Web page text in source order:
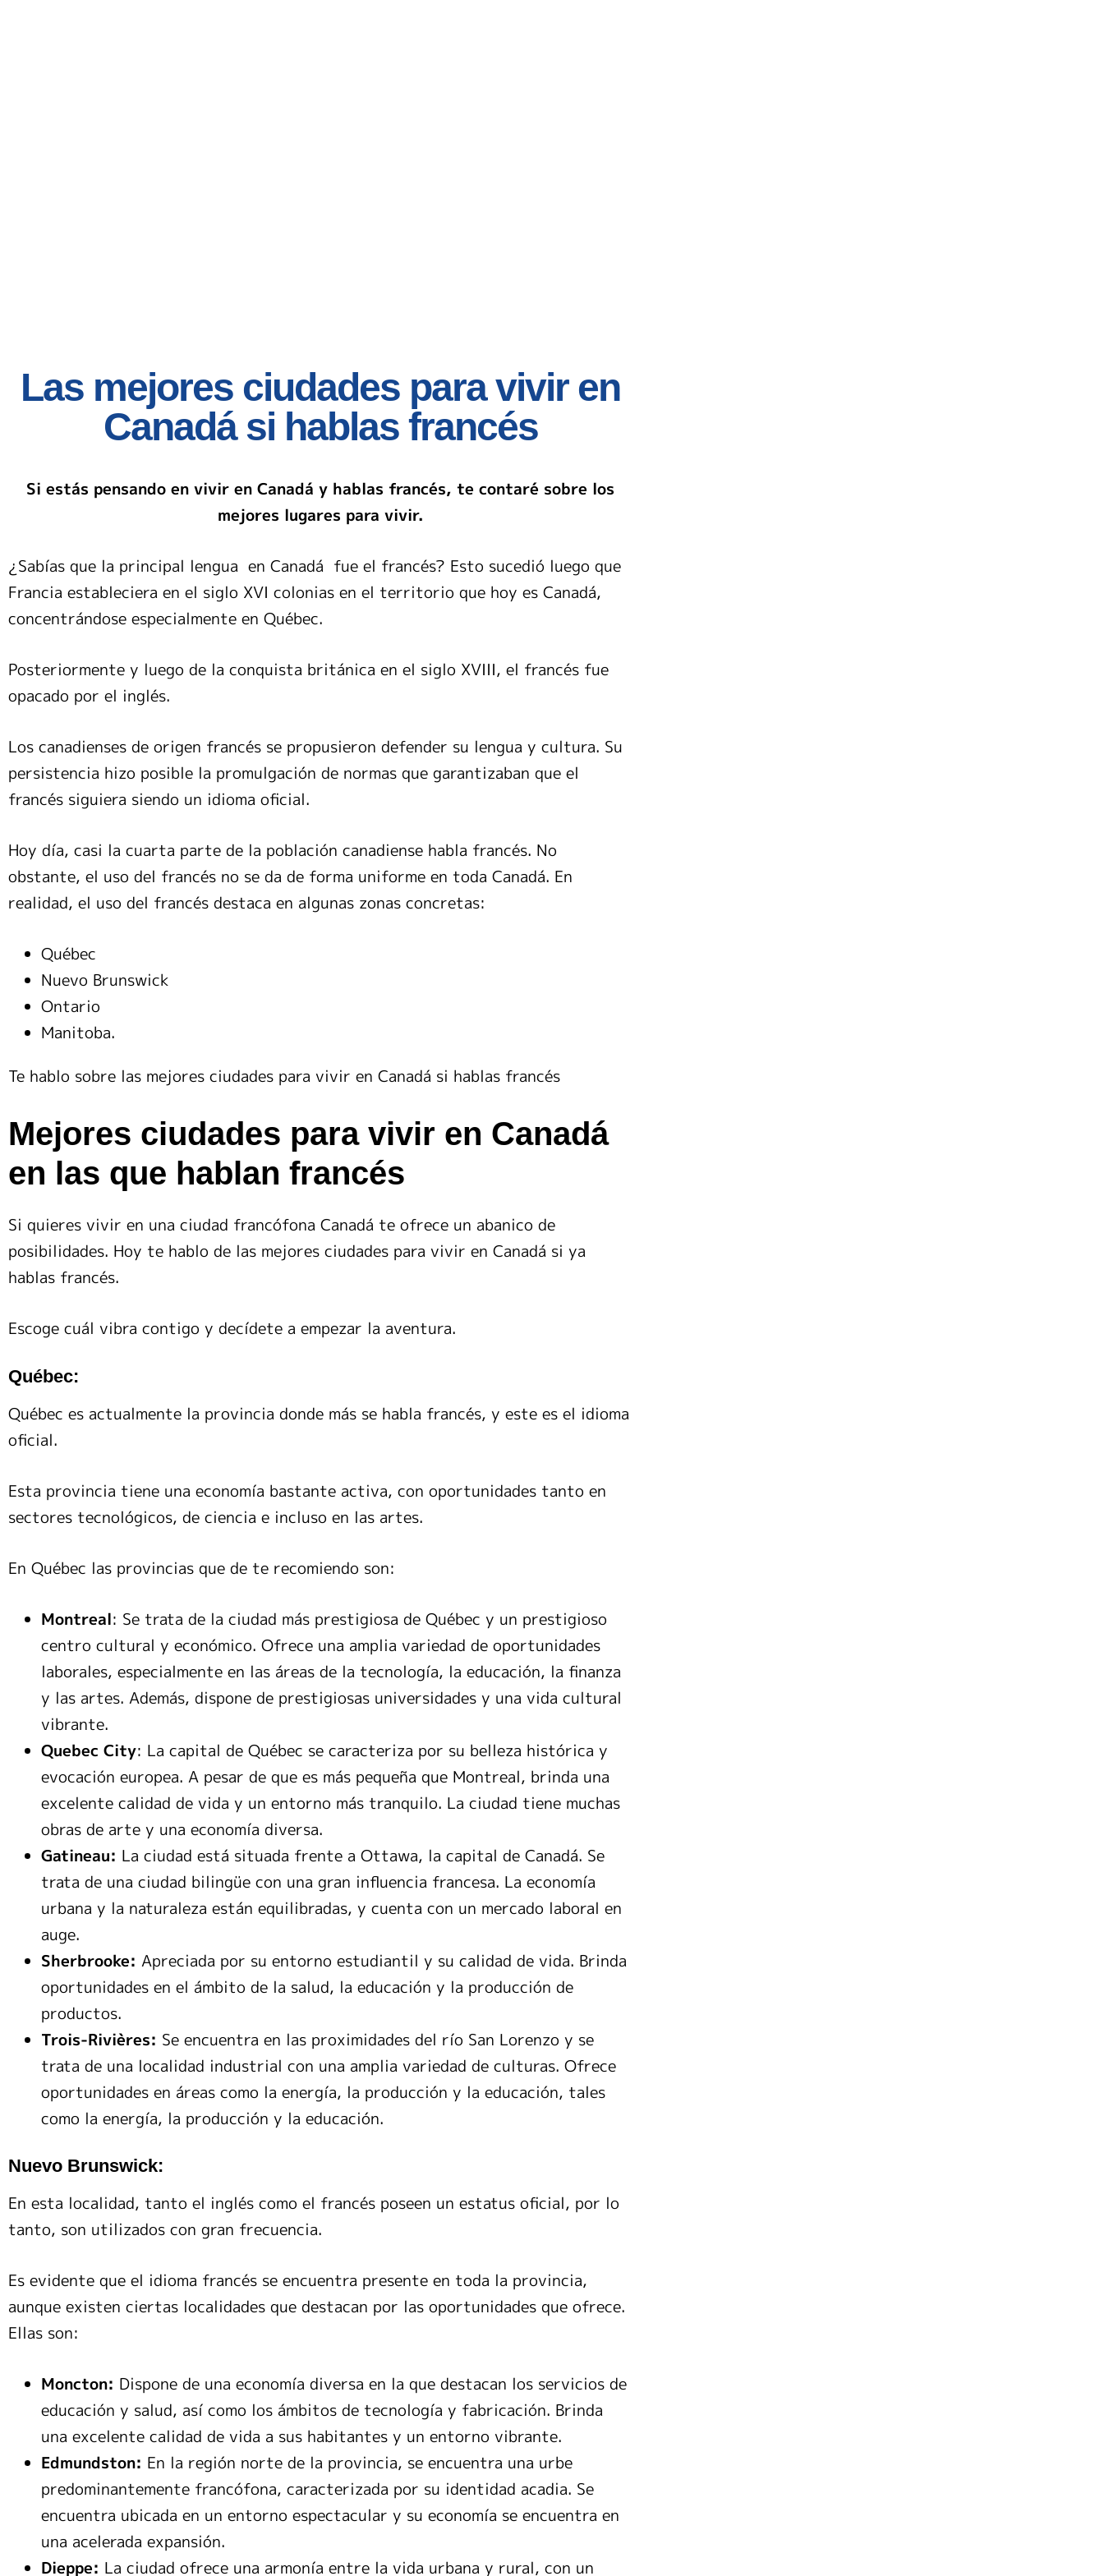
Las mejores ciudades para vivir en
Canadá si hablas francés
Si estás pensando en vivir en Canadá y hablas francés, te contaré sobre los
mejores lugares para vivir.
¿Sabías que la principal lengua en Canadá fue el francés? Esto sucedió luego que
Francia estableciera en el siglo XVI colonias en el territorio que hoy es Canadá,
concentrándose especialmente en Québec.
Posteriormente y luego de la conquista británica en el siglo XVIII, el francés fue
opacado por el inglés.
Los canadienses de origen francés se propusieron defender su lengua y cultura. Su
persistencia hizo posible la promulgación de normas que garantizaban que el
francés siguiera siendo un idioma oficial.
Hoy día, casi la cuarta parte de la población canadiense habla francés. No
obstante, el uso del francés no se da de forma uniforme en toda Canadá. En
realidad, el uso del francés destaca en algunas zonas concretas:
Québec
Nuevo Brunswick
Ontario
Manitoba.
Te hablo sobre las mejores ciudades para vivir en Canadá si hablas francés
Mejores ciudades para vivir en Canadá
en las que hablan francés
Si quieres vivir en una ciudad francófona Canadá te ofrece un abanico de
posibilidades. Hoy te hablo de las mejores ciudades para vivir en Canadá si ya
hablas francés.
Escoge cuál vibra contigo y decídete a empezar la aventura.
Québec:
Québec es actualmente la provincia donde más se habla francés, y este es el idioma
oficial.
Esta provincia tiene una economía bastante activa, con oportunidades tanto en
sectores tecnológicos, de ciencia e incluso en las artes.
En Québec las provincias que de te recomiendo son:
Montreal: Se trata de la ciudad más prestigiosa de Québec y un prestigioso
centro cultural y económico. Ofrece una amplia variedad de oportunidades
laborales, especialmente en las áreas de la tecnología, la educación, la finanza
y las artes. Además, dispone de prestigiosas universidades y una vida cultural
vibrante.
Quebec City: La capital de Québec se caracteriza por su belleza histórica y
evocación europea. A pesar de que es más pequeña que Montreal, brinda una
excelente calidad de vida y un entorno más tranquilo. La ciudad tiene muchas
obras de arte y una economía diversa.
Gatineau: La ciudad está situada frente a Ottawa, la capital de Canadá. Se
trata de una ciudad bilingüe con una gran influencia francesa. La economía
urbana y la naturaleza están equilibradas, y cuenta con un mercado laboral en
auge.
Sherbrooke: Apreciada por su entorno estudiantil y su calidad de vida. Brinda
oportunidades en el ámbito de la salud, la educación y la producción de
productos.
Trois-Rivières: Se encuentra en las proximidades del río San Lorenzo y se
trata de una localidad industrial con una amplia variedad de culturas. Ofrece
oportunidades en áreas como la energía, la producción y la educación, tales
como la energía, la producción y la educación.
Nuevo Brunswick:
En esta localidad, tanto el inglés como el francés poseen un estatus oficial, por lo
tanto, son utilizados con gran frecuencia.
Es evidente que el idioma francés se encuentra presente en toda la provincia,
aunque existen ciertas localidades que destacan por las oportunidades que ofrece.
Ellas son:
Moncton: Dispone de una economía diversa en la que destacan los servicios de
educación y salud, así como los ámbitos de tecnología y fabricación. Brinda
una excelente calidad de vida a sus habitantes y un entorno vibrante.
Edmundston: En la región norte de la provincia, se encuentra una urbe
predominantemente francófona, caracterizada por su identidad acadia. Se
encuentra ubicada en un entorno espectacular y su economía se encuentra en
una acelerada expansión.
Dieppe: La ciudad ofrece una armonía entre la vida urbana y rural, con un